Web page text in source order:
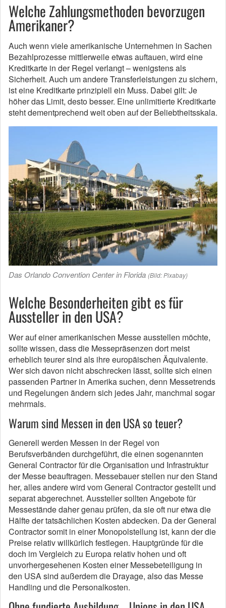
Welche Zahlungsmethoden bevorzugen
Amerikaner?
Auch wenn viele amerikanische Unternehmen in Sachen
Bezahlprozesse mittlerweile etwas auftauen, wird eine
Kreditkarte in der Regel verlangt – wenigstens als
Sicherheit. Auch um andere Transferleistungen zu sichern,
ist eine Kreditkarte prinzipiell ein Muss. Dabei gilt: Je
höher das Limit, desto besser. Eine unlimitierte Kreditkarte
steht dementprechend weit oben auf der Beliebtheitsskala.
Das Orlando Convention Center in Florida (Bild: Pixabay)
Welche Besonderheiten gibt es für
Aussteller in den USA?
Wer auf einer amerikanischen Messe ausstellen möchte,
sollte wissen, dass die Messepräsenzen dort meist
erheblich teurer sind als ihre europäischen Äquivalente.
Wer sich davon nicht abschrecken lässt, sollte sich einen
passenden Partner in Amerika suchen, denn Messetrends
und Regelungen ändern sich jedes Jahr, manchmal sogar
mehrmals.
Warum sind Messen in den USA so teuer?
Generell werden Messen in der Regel von
Berufsverbänden durchgeführt, die einen sogenannten
General Contractor für die Organisation und Infrastruktur
der Messe beauftragen. Messebauer stellen nur den Stand
her, alles andere wird vom General Contractor gestellt und
separat abgerechnet. Aussteller sollten Angebote für
Messestände daher genau prüfen, da sie oft nur etwa die
Hälfte der tatsächlichen Kosten abdecken. Da der General
Contractor somit in einer Monopolstellung ist, kann der die
Preise relativ willkürlich festlegen. Hauptgründe für die
doch im Vergleich zu Europa relativ hohen und oft
unvorhergesehenen Kosten einer Messebeteiligung in
den USA sind außerdem die Drayage, also das Messe
Handling und die Personalkosten.